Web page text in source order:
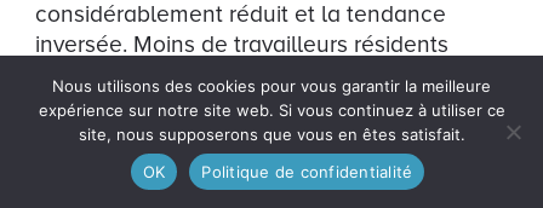
considérablement réduit et la tendance
inversée. Moins de travailleurs résidents
coïncident avec un nombre de famille réduit,
des services amoindris, une quantité limitée
d’entreprises locales, une diversification
économique minimisée et ainsi de suite en
empirant. L’industrie doit comprendre les
Nous utilisons des cookies pour vous garantir la meilleure
expérience sur notre site web. Si vous continuez à utiliser ce
site, nous supposerons que vous en êtes satisfait.
OK
Politique de confidentialité